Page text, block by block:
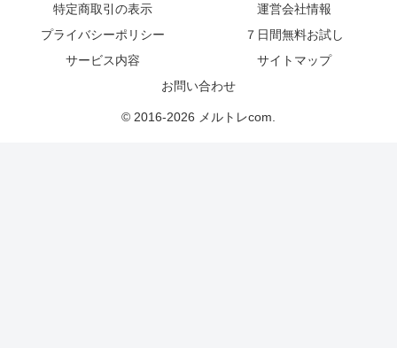
特定商取引の表示
運営会社情報
プライバシーポリシー
７日間無料お試し
サービス内容
サイトマップ
お問い合わせ
© 2016-2026 メルトレcom.